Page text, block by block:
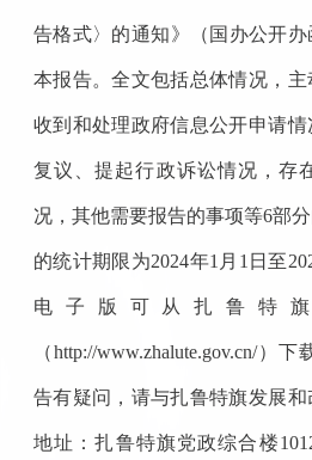
告格式〉的通知》（国办公开办
本报告。全文包括总体情况，主
收到和处理政府信息公开申请
复议、提起行政诉讼情况，存
况，其他需要报告的事项等6部
的统计期限为2024年1 月 1 日至
电子版可从扎鲁特
（http://www.zhalute.gov.cn/）下
告有疑问，请与扎鲁特旗发展
地址：扎鲁特旗党政综合楼